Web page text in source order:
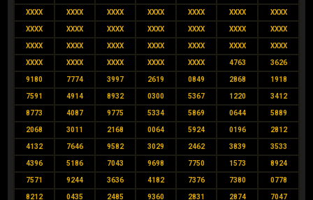
XXXX XXXX XXXX XXXX XXXX XXXX XXXX
XXXX XXXX XXXX XXXX XXXX XXXX XXXX
XXXX XXXX XXXX XXXX XXXX XXXX XXXX
XXXX XXXX XXXX XXXX XXXX 4763 3626
9180 7774 3997 2619 0849 2868 1918
7591 4914 8932 0300 5367 1220 3412
8773 4087 9775 5334 5869 0644 5889
2068 3011 2168 0064 5924 0196 2812
4132 7646 9582 3029 2462 3839 3533
4396 5186 7043 9698 7750 1573 8924
7571 9244 3636 4182 7376 7380 0778
8212 0435 2485 9360 2831 2874 7047